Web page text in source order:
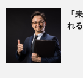
「
れ